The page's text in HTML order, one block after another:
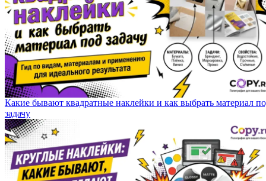
Какие бывают квадратные наклейки и как выбрать материал
задачу